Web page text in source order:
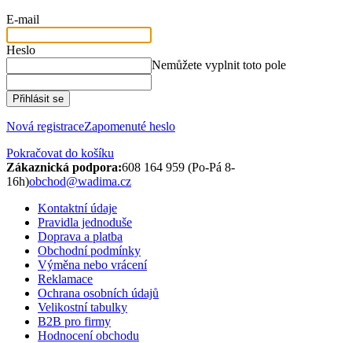
E-mail
Heslo
Nemůžete vyplnit toto pole
Přihlásit se
Nová registraceZapomenuté heslo
Pokračovat do košíku
Zákaznická podpora:608 164 959 (Po-Pá 8-
16h)obchod@wadima.cz
Kontaktní údaje
Pravidla jednoduše
Doprava a platba
Obchodní podmínky
Výměna nebo vrácení
Reklamace
Ochrana osobních údajů
Velikostní tabulky
B2B pro firmy
Hodnocení obchodu